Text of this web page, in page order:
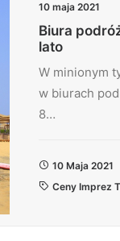
10 maja 2021
Biura
lato
W minionym
w biurach
8…
10 Maja 2021
Ceny Imprez